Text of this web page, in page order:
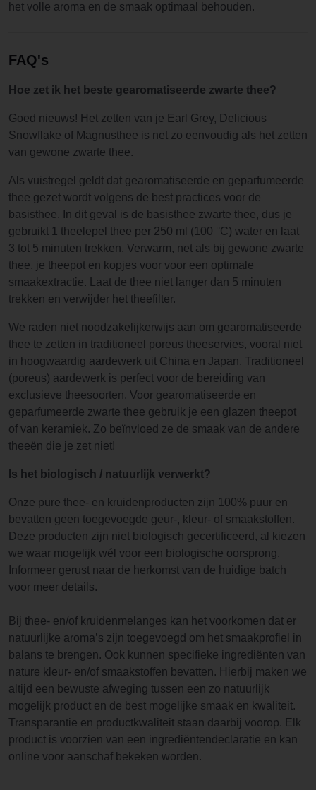
het volle aroma en de smaak optimaal behouden.
FAQ's
Hoe zet ik het beste gearomatiseerde zwarte thee?
Goed nieuws! Het zetten van je Earl Grey, Delicious
Snowflake of Magnusthee is net zo eenvoudig als het zetten
van gewone zwarte thee.
Als vuistregel geldt dat gearomatiseerde en geparfumeerde
thee gezet wordt volgens de best practices voor de
basisthee. In dit geval is de basisthee zwarte thee, dus je
gebruikt 1 theelepel thee per 250 ml (100 °C) water en laat
3 tot 5 minuten trekken. Verwarm, net als bij gewone zwarte
thee, je theepot en kopjes voor voor een optimale
smaakextractie. Laat de thee niet langer dan 5 minuten
trekken en verwijder het theefilter.
We raden niet noodzakelijkerwijs aan om gearomatiseerde
thee te zetten in traditioneel poreus theeservies, vooral niet
in hoogwaardig aardewerk uit China en Japan. Traditioneel
(poreus) aardewerk is perfect voor de bereiding van
exclusieve theesoorten. Voor gearomatiseerde en
geparfumeerde zwarte thee gebruik je een glazen theepot
of van keramiek. Zo beïnvloed ze de smaak van de andere
theeën die je zet niet!
Is het biologisch / natuurlijk verwerkt?
Onze pure thee- en kruidenproducten zijn 100% puur en
bevatten geen toegevoegde geur-, kleur- of smaakstoffen.
Deze producten zijn niet biologisch gecertificeerd, al kiezen
we waar mogelijk wél voor een biologische oorsprong.
Informeer gerust naar de herkomst van de huidige batch
voor meer details.
Bij thee- en/of kruidenmelanges kan het voorkomen dat er
natuurlijke aroma’s zijn toegevoegd om het smaakprofiel in
balans te brengen. Ook kunnen specifieke ingrediënten van
nature kleur- en/of smaakstoffen bevatten. Hierbij maken we
altijd een bewuste afweging tussen een zo natuurlijk
mogelijk product en de best mogelijke smaak en kwaliteit.
Transparantie en productkwaliteit staan daarbij voorop. Elk
product is voorzien van een ingrediëntendeclaratie en kan
online voor aanschaf bekeken worden.